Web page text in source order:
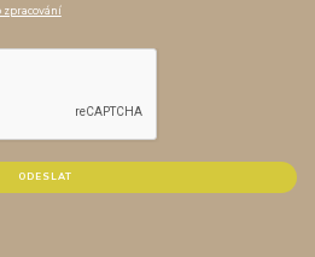
zpracování